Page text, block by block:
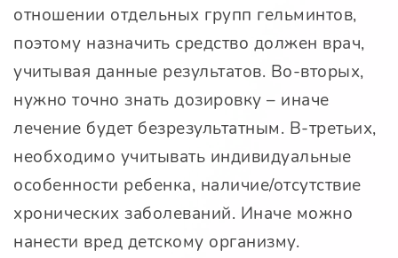
отношении отдельных групп гельминтов,
поэтому назначить средство должен врач,
учитывая данные результатов. Во-вторых,
нужно точно знать дозировку – иначе
лечение будет безрезультатным. В-третьих,
необходимо учитывать индивидуальные
особенности ребенка, наличие/отсутствие
хронических заболеваний. Иначе можно
нанести вред детскому организму.